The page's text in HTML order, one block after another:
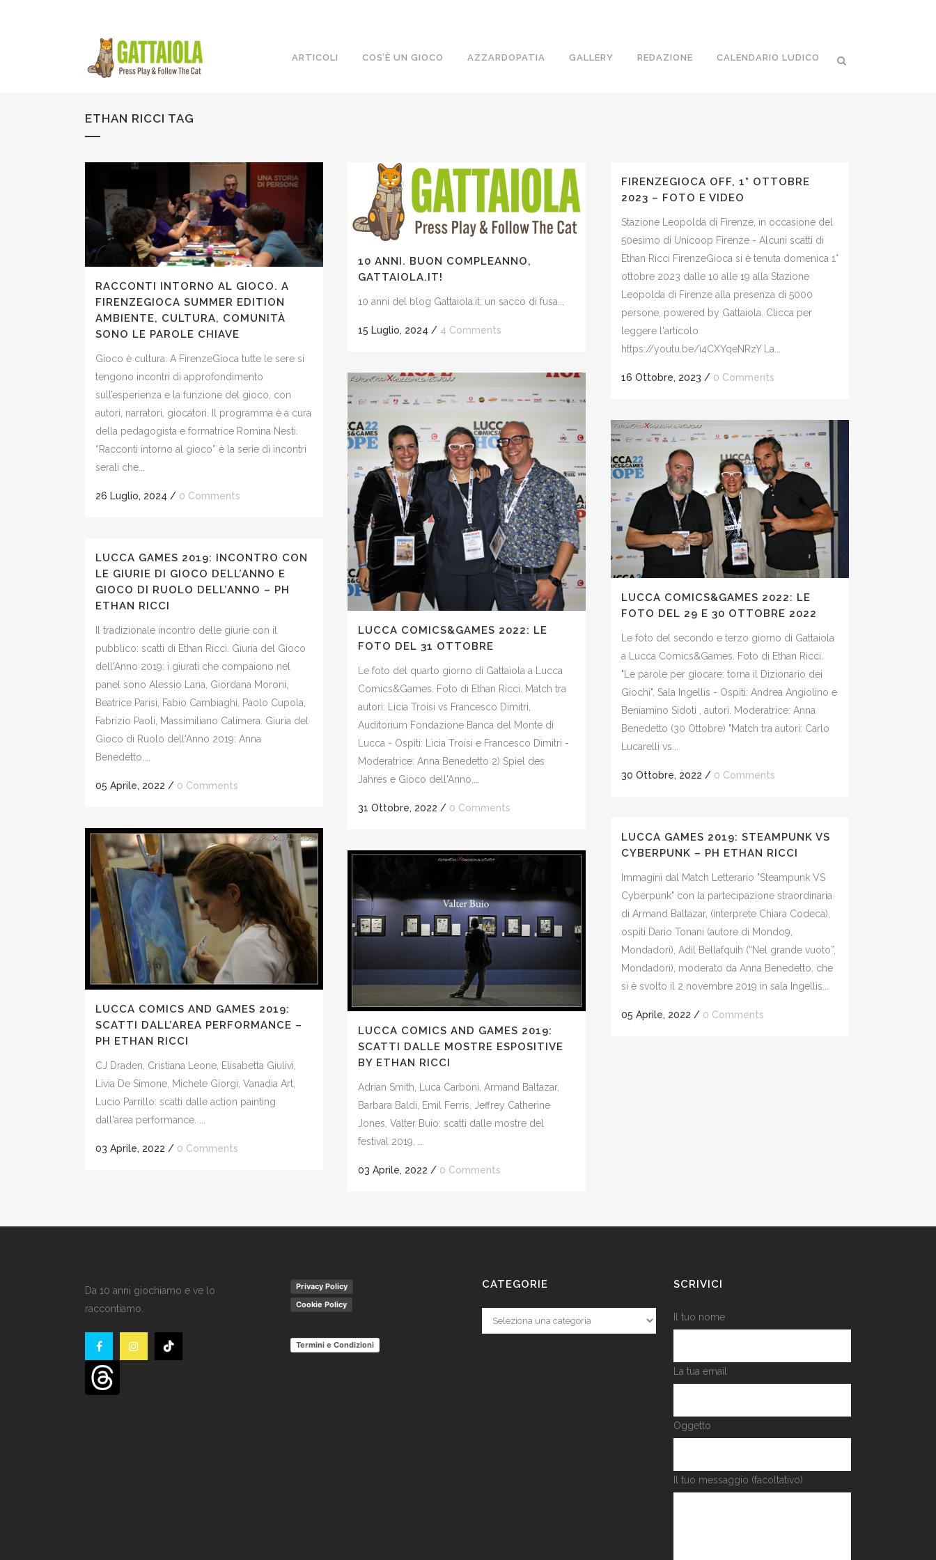
ARTICOLI COS’È UN GIOCO AZZARDOPATIA GALLERY REDAZIONE CALENDARIO LUDICO
ETHAN RICCI TAG
RACCONTI INTORNO AL GIOCO. A
FIRENZEGIOCA SUMMER EDITION
AMBIENTE, CULTURA, COMUNITÀ
SONO LE PAROLE CHIAVE
Gioco è cultura. A FirenzeGioca tutte le sere si
tengono incontri di approfondimento
sull’esperienza e la funzione del gioco, con
autori, narratori, giocatori. Il programma è a cura
della pedagogista e formatrice Romina Nesti.
“Racconti intorno al gioco” è la serie di incontri
serali che...
26 Luglio, 2024 / 0 Comments
10 ANNI. BUON COMPLEANNO,
GATTAIOLA.IT!
10 anni del blog Gattaiola.it: un sacco di fusa...
15 Luglio, 2024 / 4 Comments
FIRENZEGIOCA OFF, 1° OTTOBRE
2023 – FOTO E VIDEO
Stazione Leopolda di Firenze, in occasione del
50esimo di Unicoop Firenze - Alcuni scatti di
Ethan Ricci FirenzeGioca si è tenuta domenica 1°
ottobre 2023 dalle 10 alle 19 alla Stazione
Leopolda di Firenze alla presenza di 5000
persone, powered by Gattaiola. Clicca per
leggere l'articolo
https://youtu.be/i4CXYqeNRzY La...
16 Ottobre, 2023 / 0 Comments
LUCCA COMICS&GAMES 2022: LE
FOTO DEL 31 OTTOBRE
Le foto del quarto giorno di Gattaiola a Lucca
Comics&Games. Foto di Ethan Ricci. Match tra
autori: Licia Troisi vs Francesco Dimitri,
Auditorium Fondazione Banca del Monte di
Lucca - Ospiti: Licia Troisi e Francesco Dimitri -
Moderatrice: Anna Benedetto 2) Spiel des
Jahres e Gioco dell'Anno,...
31 Ottobre, 2022 / 0 Comments
LUCCA COMICS&GAMES 2022: LE
FOTO DEL 29 E 30 OTTOBRE 2022
Le foto del secondo e terzo giorno di Gattaiola
a Lucca Comics&Games. Foto di Ethan Ricci.
"Le parole per giocare: torna il Dizionario dei
Giochi", Sala Ingellis - Ospiti: Andrea Angiolino e
Beniamino Sidoti , autori. Moderatrice: Anna
Benedetto (30 Ottobre) "Match tra autori: Carlo
Lucarelli vs...
30 Ottobre, 2022 / 0 Comments
LUCCA GAMES 2019: INCONTRO CON
LE GIURIE DI GIOCO DELL’ANNO E
GIOCO DI RUOLO DELL’ANNO – PH
ETHAN RICCI
Il tradizionale incontro delle giurie con il
pubblico: scatti di Ethan Ricci. Giuria del Gioco
dell'Anno 2019: i giurati che compaiono nel
panel sono Alessio Lana, Giordana Moroni,
Beatrice Parisi, Fabio Cambiaghi, Paolo Cupola,
Fabrizio Paoli, Massimiliano Calimera. Giuria del
Gioco di Ruolo dell'Anno 2019: Anna
Benedetto,...
05 Aprile, 2022 / 0 Comments
LUCCA GAMES 2019: STEAMPUNK VS
CYBERPUNK – PH ETHAN RICCI
Immagini dal Match Letterario "Steampunk VS
Cyberpunk" con la partecipazione straordinaria
di Armand Baltazar, (interprete Chiara Codecà),
ospiti Dario Tonani (autore di Mondo9,
Mondadori), Adil Bellafquih (“Nel grande vuoto”,
Mondadori), moderato da Anna Benedetto, che
si è svolto il 2 novembre 2019 in sala Ingellis...
05 Aprile, 2022 / 0 Comments
LUCCA COMICS AND GAMES 2019:
SCATTI DALL’AREA PERFORMANCE –
PH ETHAN RICCI
CJ Draden, Cristiana Leone, Elisabetta Giulivi,
Livia De Simone, Michele Giorgi, Vanadia Art,
Lucio Parrillo: scatti dalle action painting
dall'area performance. ...
03 Aprile, 2022 / 0 Comments
LUCCA COMICS AND GAMES 2019:
SCATTI DALLE MOSTRE ESPOSITIVE
BY ETHAN RICCI
Adrian Smith, Luca Carboni, Armand Baltazar,
Barbara Baldi, Emil Ferris, Jeffrey Catherine
Jones, Valter Buio: scatti dalle mostre del
festival 2019. ...
03 Aprile, 2022 / 0 Comments
Da 10 anni giochiamo e ve lo
raccontiamo.
Privacy Policy
Cookie Policy
Termini e Condizioni
CATEGORIE
Categorie
SCRIVICI
Il tuo nome
La tua email
Oggetto
Il tuo messaggio (facoltativo)